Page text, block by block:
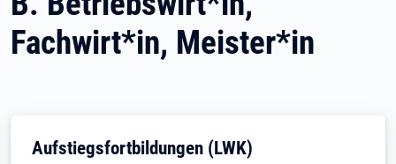
Fachwirt*in, Meister*in
Öffnet in neuem Tab
Aufstiegsfortbildungen (LWK)